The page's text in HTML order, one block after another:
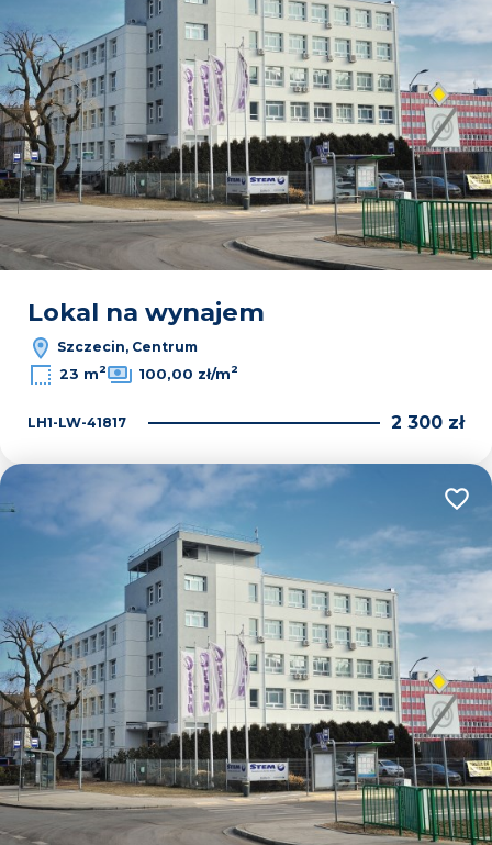
Lokal na wynajem
Szczecin, Centrum
23 m2 100,00 zł/m2
LH1-LW-41817 2 300 zł